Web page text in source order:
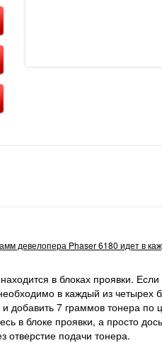
девелопера Phaser 6180 идет в
в блоках проявки.
в каждый из четырех
добавить 7 граммов тонера по
в блоке проявки, а просто
отверстие подачи тонера.